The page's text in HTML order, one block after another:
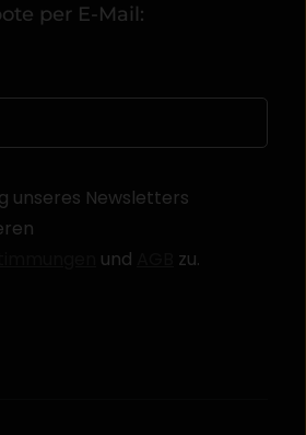
per E-Mail:
unseres Newsletters
und zu.